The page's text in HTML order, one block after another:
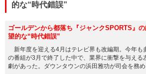
的な“時代錯誤”
ゴールデンから都落ち『ジャンクSPORTS』
望的な“時代錯誤”
新年度を迎える4月はテレビ界も改編期。今年も
の番組が3月で終了した中で、業界に衝撃を与える
劇があった。ダウンタウンの浜田雅功が司会を務め